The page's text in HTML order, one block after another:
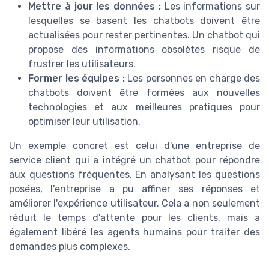
Mettre à jour les données :Les informations sur
lesquelles se basent les chatbots doivent être
actualisées pour rester pertinentes. Un chatbot qui
propose des informations obsolètes risque de
frustrer les utilisateurs.
Former les équipes :Les personnes en charge des
chatbots doivent être formées aux nouvelles
technologies et aux meilleures pratiques pour
optimiser leur utilisation.
Un exemple concret est celui d'une entreprise de
service client qui a intégré un chatbot pour répondre
aux questions fréquentes. En analysant les questions
posées, l'entreprise a pu affiner ses réponses et
améliorer l'expérience utilisateur. Cela a non seulement
réduit le temps d'attente pour les clients, mais a
également libéré les agents humains pour traiter des
demandes plus complexes.